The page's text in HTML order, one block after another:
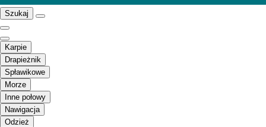
Szukaj
Karpie
Drapieżnik
Spławikowe
Morze
Inne połowy
Nawigacja
Odzież